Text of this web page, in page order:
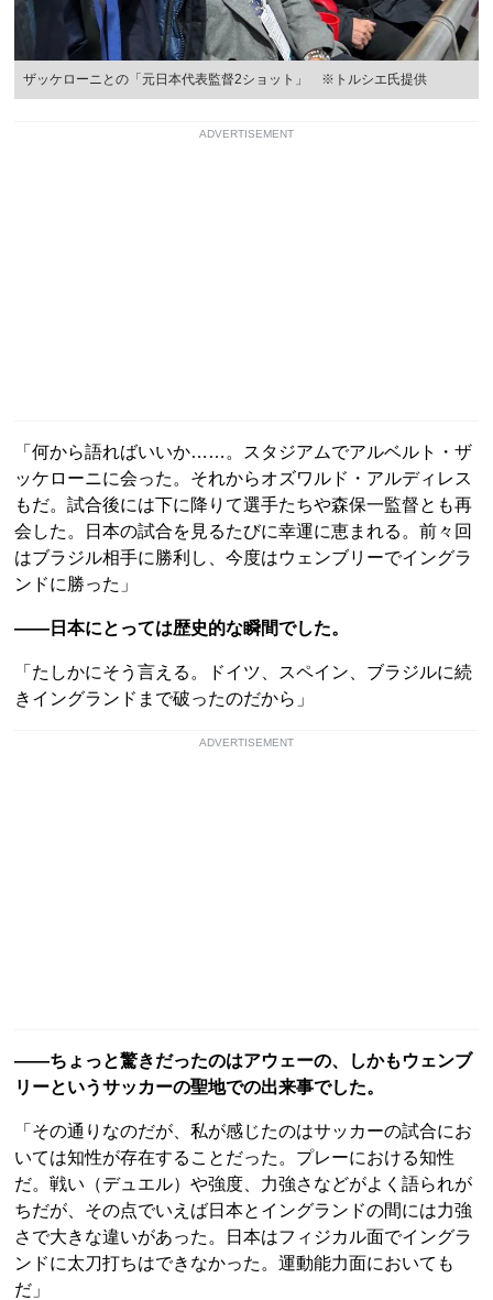
ザッケローニとの「元日本代表監督2ショット」 ※トルシエ氏提供
ADVERTISEMENT
「何から語ればいいか……。スタジアムでアルベルト・ザ
ッケローニに会った。それからオズワルド・アルディレス
もだ。試合後には下に降りて選手たちや森保一監督とも再
会した。日本の試合を見るたびに幸運に恵まれる。前々回
はブラジル相手に勝利し、今度はウェンブリーでイングラ
ンドに勝った」
――日本にとっては歴史的な瞬間でした。
「たしかにそう言える。ドイツ、スペイン、ブラジルに続
きイングランドまで破ったのだから」
ADVERTISEMENT
――ちょっと驚きだったのはアウェーの、しかもウェンブ
リーというサッカーの聖地での出来事でした。
「その通りなのだが、私が感じたのはサッカーの試合にお
いては知性が存在することだった。プレーにおける知性
だ。戦い（デュエル）や強度、力強さなどがよく語られが
ちだが、その点でいえば日本とイングランドの間には力強
さで大きな違いがあった。日本はフィジカル面でイングラ
ンドに太刀打ちはできなかった。運動能力面においても
だ」